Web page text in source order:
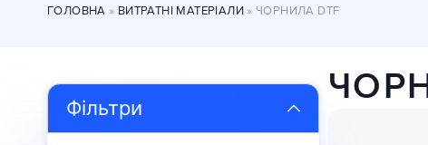
ГОЛОВНА » ВИТРАТНІ МАТЕРІАЛИ»ЧОРНИЛА DTF
Фільтри